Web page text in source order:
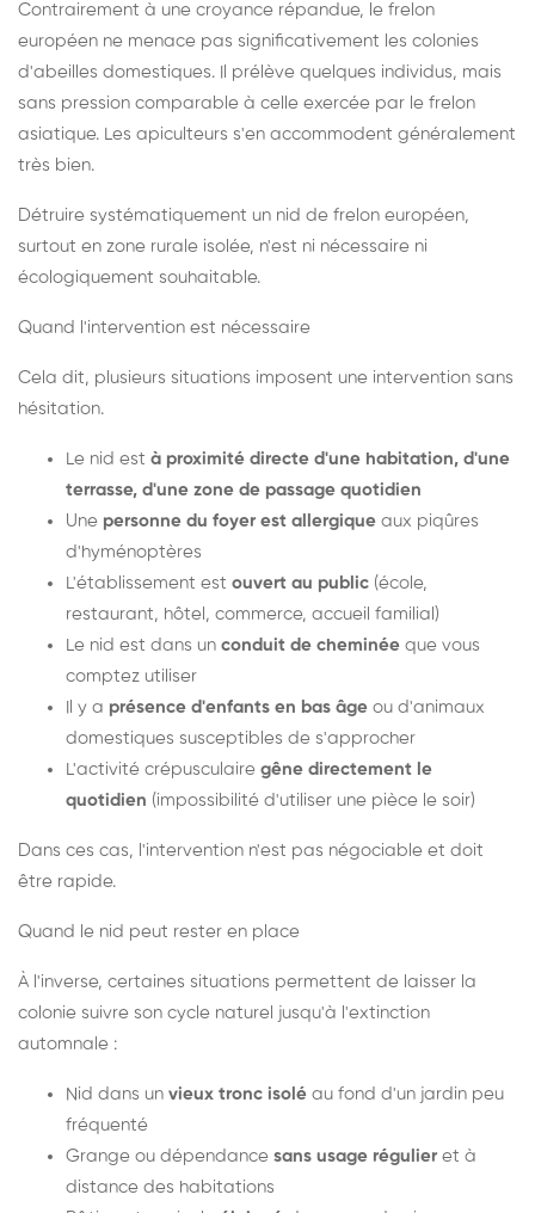
Contrairement à une croyance répandue, le frelon
européen ne menace pas significativement les colonies
d'abeilles domestiques. Il prélève quelques individus, mais
sans pression comparable à celle exercée par le frelon
asiatique. Les apiculteurs s'en accommodent généralement
très bien.
Détruire systématiquement un nid de frelon européen,
surtout en zone rurale isolée, n'est ni nécessaire ni
écologiquement souhaitable.
Quand l'intervention est nécessaire
Cela dit, plusieurs situations imposent une intervention sans
hésitation.
Le nid est à proximité directe d'une habitation, d'une
terrasse, d'une zone de passage quotidien
Une personne du foyer est allergique aux piqûres
d'hyménoptères
L'établissement est ouvert au public (école,
restaurant, hôtel, commerce, accueil familial)
Le nid est dans un conduit de cheminée que vous
comptez utiliser
Il y a présence d'enfants en bas âge ou d'animaux
domestiques susceptibles de s'approcher
L'activité crépusculaire gêne directement le
quotidien (impossibilité d'utiliser une pièce le soir)
Dans ces cas, l'intervention n'est pas négociable et doit
être rapide.
Quand le nid peut rester en place
À l'inverse, certaines situations permettent de laisser la
colonie suivre son cycle naturel jusqu'à l'extinction
automnale :
Nid dans un vieux tronc isolé au fond d'un jardin peu
fréquenté
Grange ou dépendance sans usage régulier et à
distance des habitations